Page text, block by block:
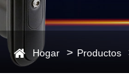
Hogar Productos